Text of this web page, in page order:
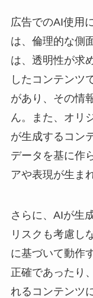
広告でのAI使用
は、倫理的な側
は、透明性が求
したコンテンツ
があり、その情
ん。また、オリ
が生成するコン
データを基に作
アや表現が生ま
さらに、AIが生
リスクも考慮し
に基づいて動作
正確であったり
れるコンテンツ